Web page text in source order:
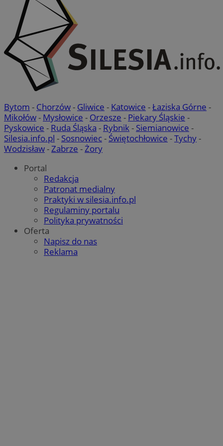
Bytom - Chorzów- Gliwice - Katowice -Łaziska Górne -
Mikołów- Mysłowice - Orzesze - Piekary Śląskie -
Pyskowice - Ruda Śląska - Rybnik- Siemianowice -
Silesia.info.pl - Sosnowiec- Świętochłowice -Tychy-
Wodzisław-Zabrze -Żory
Portal
Redakcja
Patronat medialny
Praktyki w silesia.info.pl
Regulaminy portalu
Polityka prywatności
Oferta
Napisz do nas
Reklama